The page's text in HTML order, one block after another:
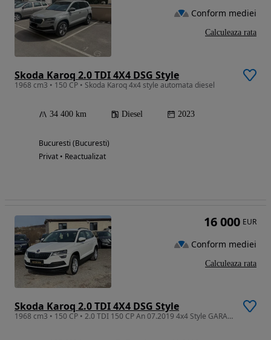
Skoda Karoq 2.0 TDI 4X4 DSG Style
1968 cm3 • 150 CP • Skoda Karoq 4x4 style automata diesel
34 400 km Diesel 2023
Bucuresti (Bucuresti)
Privat • Reactualizat
Conform mediei
Calculeaza rata
Skoda Karoq 2.0 TDI 4X4 DSG Style
1968 cm3 • 150 CP • 2.0 TDI 150 CP An 07.2019 4x4 Style GARANTIE 1AN/RATE
16 000 EUR
Conform mediei
Calculeaza rata